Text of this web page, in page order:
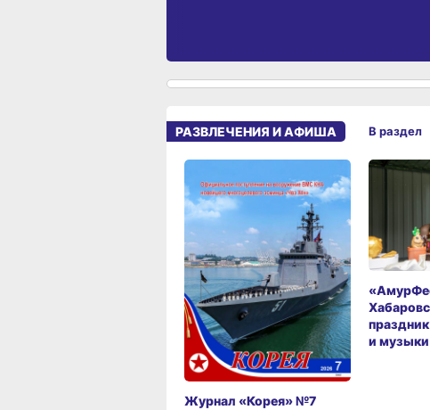
РАЗВЛЕЧЕНИЯ И АФИША
Журнал «Корея» №7
и музыки
В раздел